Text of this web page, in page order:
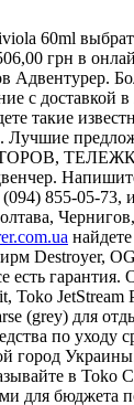
60ml
грн в
Адвентурер.
с доставкой
такие
Лучшие
855-05-73,
Destroyer,
есть
Toko JetStream
(grey) для
по уходу
город
в Toko
для бюджета